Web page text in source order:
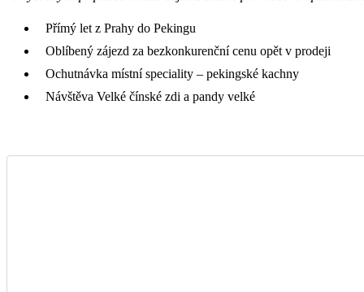
Přímý let z Prahy do Pekingu
Oblíbený zájezd za bezkonkurenční cenu opět v prodeji
Ochutnávka místní speciality – pekingské kachny
Návštěva Velké čínské zdi a pandy velké